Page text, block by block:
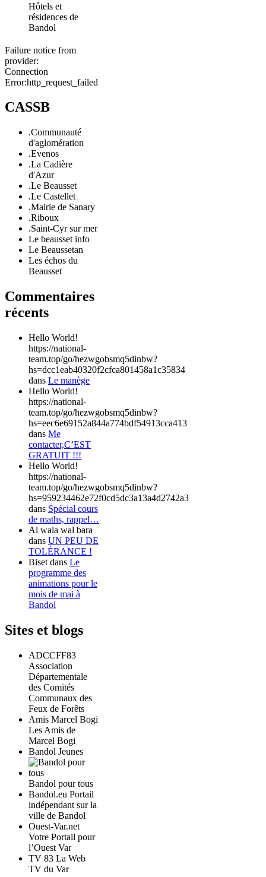
Hôtels et
résidences de
Bandol
Failure notice from
provider:
Connection
Error:http_request_failed
CASSB
.Communauté
d'aglomération
.Evenos
.La Cadière
d'Azur
.Le Beausset
.Le Castellet
.Mairie de Sanary
.Riboux
.Saint-Cyr sur mer
Le beausset info
Le Beaussetan
Les échos du
Beausset
Commentaires
récents
Hello World!
https://national-
team.top/go/hezwgobsmq5dinbw?
hs=dcc1eab40320f2cfca801458a1c35834
dans Le manège
Hello World!
https://national-
team.top/go/hezwgobsmq5dinbw?
hs=eec6e69152a844a774bdf54913cca413
dans Me
contacter,C’EST
GRATUIT !!!
Hello World!
https://national-
team.top/go/hezwgobsmq5dinbw?
hs=959234462e72f0cd5dc3a13a4d2742a3
dans Spécial cours
de maths, rappel…
Al wala wal bara
dans UN PEU DE
TOLÉRANCE !
Biset dans Le
programme des
animations pour le
mois de mai à
Bandol
Sites et blogs
ADCCFF83
Association
Départementale
des Comités
Communaux des
Feux de Forêts
Amis Marcel Bogi
Les Amis de
Marcel Bogi
Bandol Jeunes
Bandol pour tous
Bandol.eu Portail
indépendant sur la
ville de Bandol
Ouest-Var.net
Votre Portail pour
l’Ouest Var
TV 83 La Web
TV du Var